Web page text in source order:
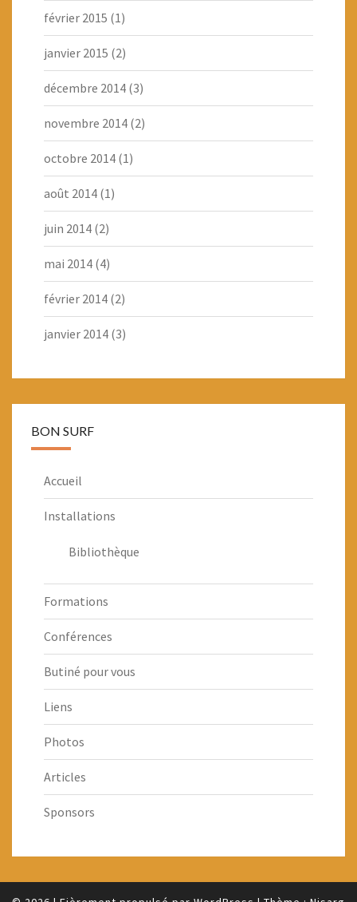
février 2015 (1)
janvier 2015 (2)
décembre 2014 (3)
novembre 2014 (2)
octobre 2014 (1)
août 2014 (1)
juin 2014 (2)
mai 2014 (4)
février 2014 (2)
janvier 2014 (3)
BON SURF
Accueil
Installations
Bibliothèque
Formations
Conférences
Butiné pour vous
Liens
Photos
Articles
Sponsors